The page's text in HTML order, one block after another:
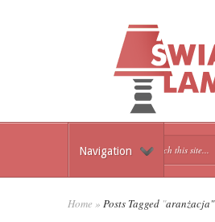
Navigation
Home » Posts Tagged "aranżacja"